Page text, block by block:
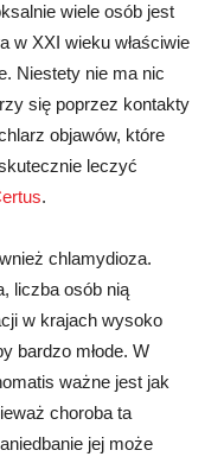
wiele osób jest
w XXI wieku właściwie
Niestety nie ma nic
się poprzez kontakty
objawów, które
leczyć
.
chlamydioza.
liczba osób nią
w krajach wysoko
bardzo młode. W
ważne jest jak
choroba ta
jej może